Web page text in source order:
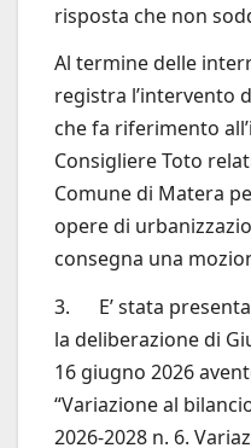
risposta che non
Al termine delle
registra l’intervento
che fa riferimento
Consigliere Toto
Comune di Matera
opere di
consegna una
3. E’ stata
la deliberazione di
16 giugno 2026
“Variazione al
2026-2028 n. 6.